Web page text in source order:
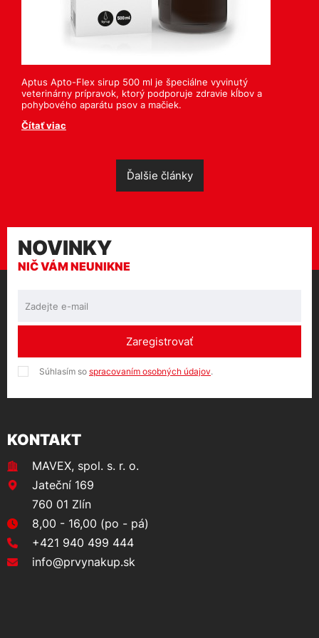
Aptus Apto-Flex sirup 500 ml je špeciálne vyvinutý
veterinárny prípravok, ktorý podporuje zdravie kĺbov a
pohybového aparátu psov a mačiek.
Čítať viac
Ďalšie články
NOVINKY
NIČ VÁM NEUNIKNE
Zaregistrovať
Súhlasím so spracovaním osobných údajov.
KONTAKT
MAVEX, spol. s. r. o.
Jateční 169
760 01 Zlín
8,00 - 16,00 (po - pá)
+421 940 499 444
info@prvynakup.sk